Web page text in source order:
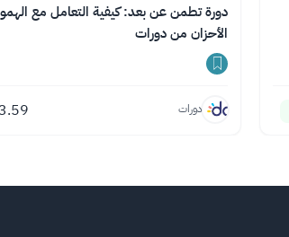
دورة تطمن عن بعد: كيفية التعامل مع
الأحزان من دورات
دورات